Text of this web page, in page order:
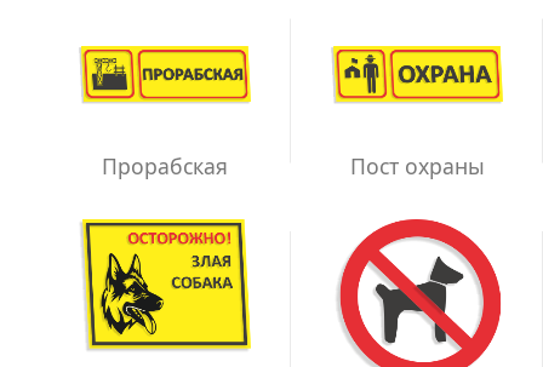
Прорабская Пост охраны